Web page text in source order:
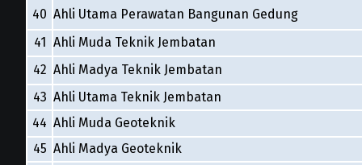
40 Ahli Utama Perawatan Bangunan Gedung
41 Ahli Muda Teknik Jembatan
42 Ahli Madya Teknik Jembatan
43 Ahli Utama Teknik Jembatan
44 Ahli Muda Geoteknik
45 Ahli Madya Geoteknik